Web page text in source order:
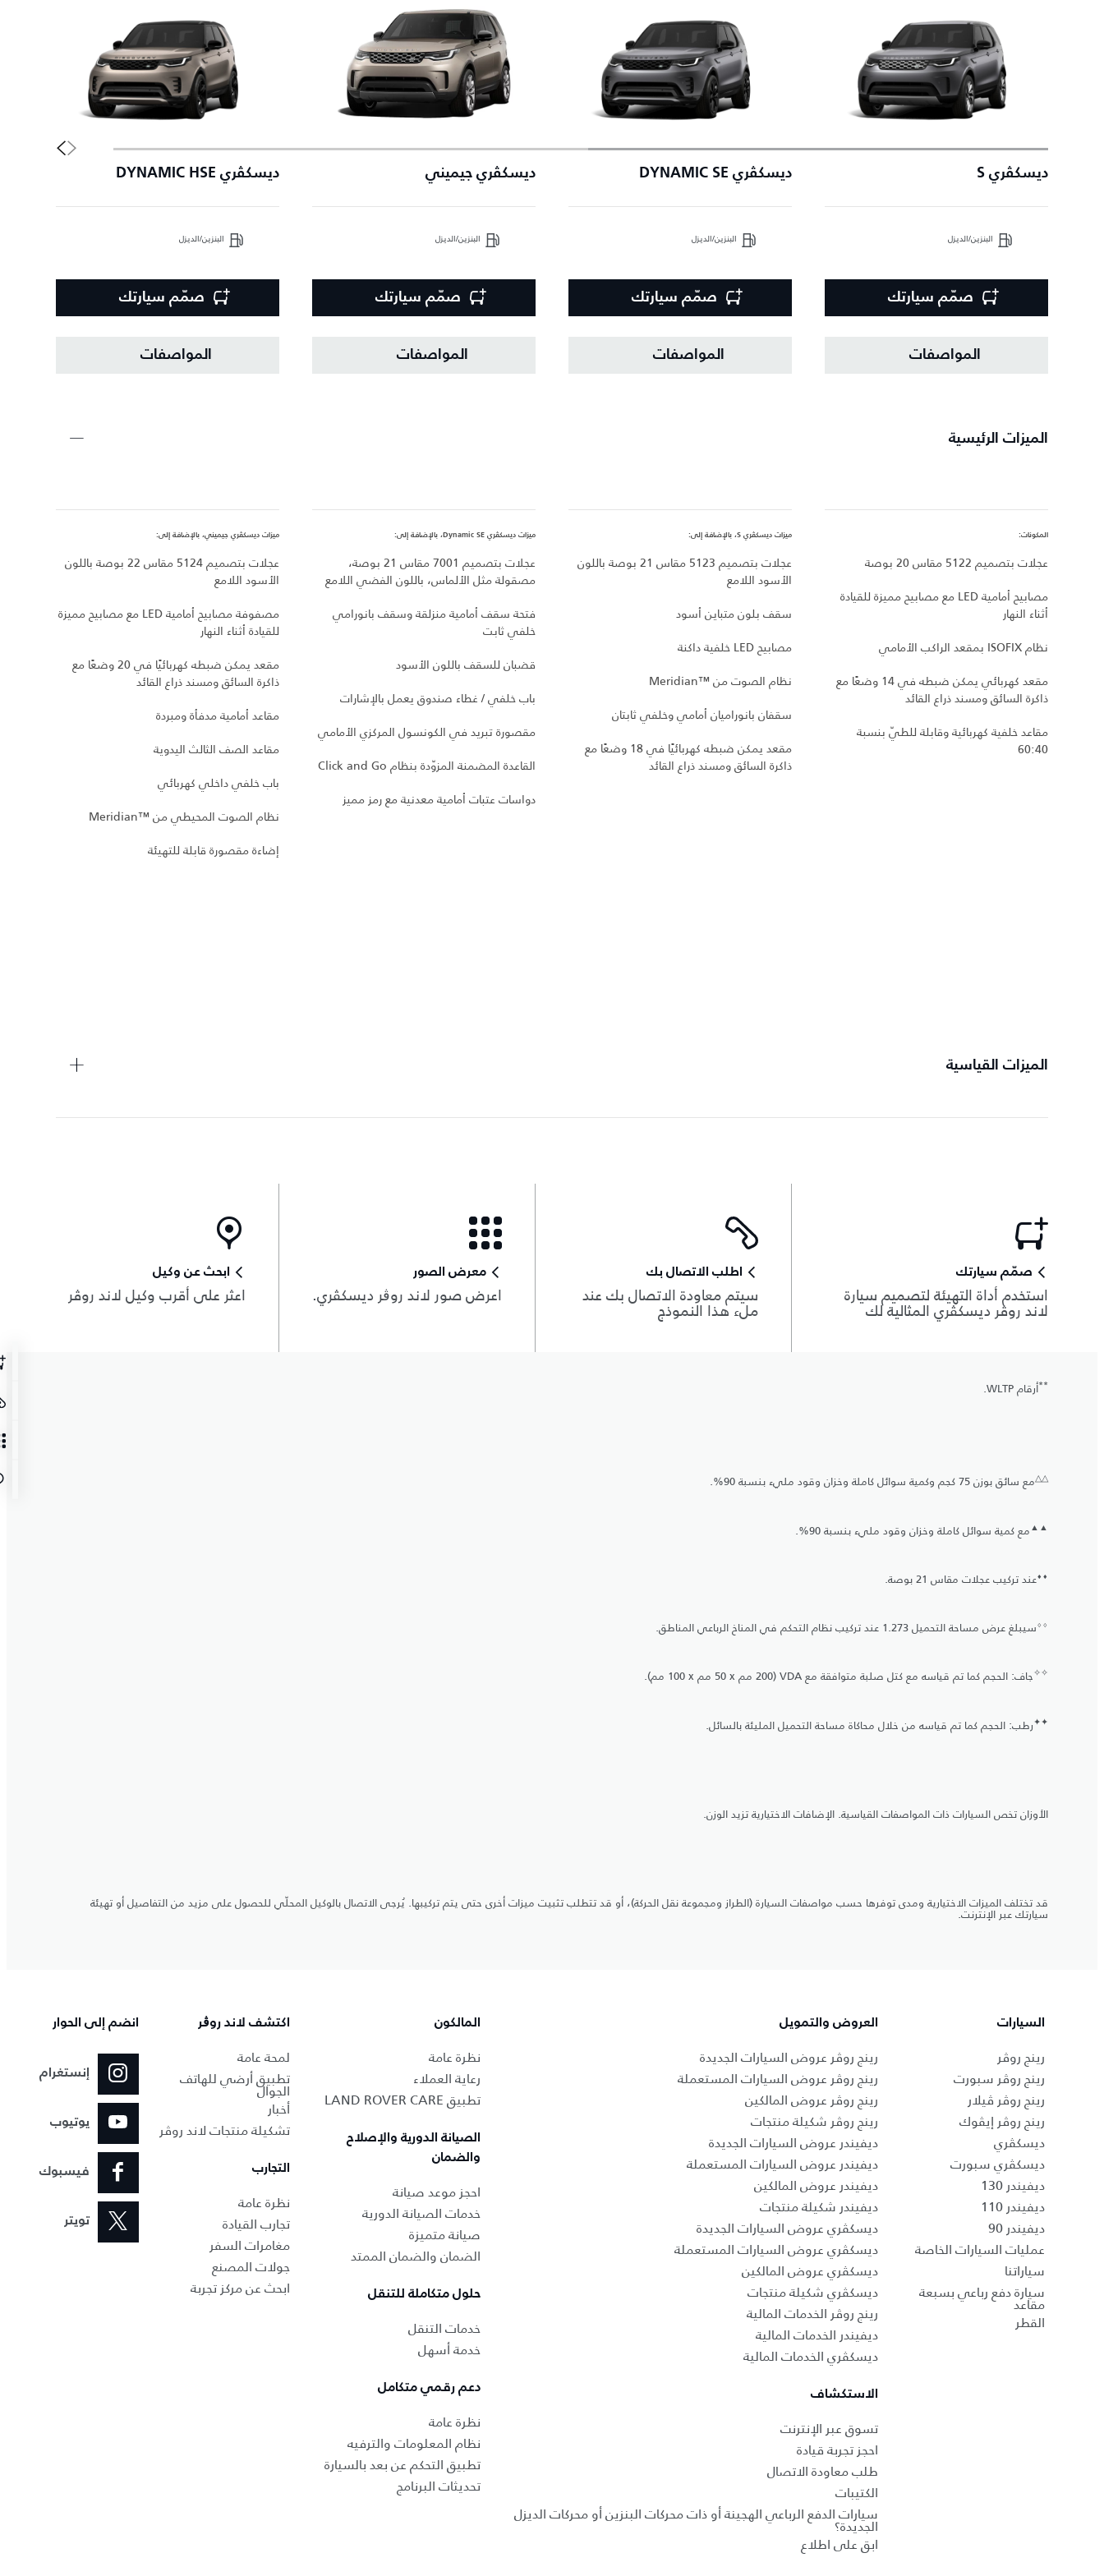
ديسكڤري S
البنزين/الديزل
صمّم سيارتك
المواصفات
ديسكڤري DYNAMIC SE
البنزين/الديزل
صمّم سيارتك
المواصفات
ديسكڤري جيميني
البنزين/الديزل
صمّم سيارتك
المواصفات
ديسكڤري DYNAMIC HSE
البنزين/الديزل
صمّم سيارتك
المواصفات
الميزات الرئيسية
المكونات:
عجلات بتصميم 5122 مقاس 20 بوصة
مصابيح أمامية LED مع مصابيح مميزة للقيادة
أثناء النهار
نظام ISOFIX بمقعد الراكب الأمامي
مقعد كهربائي يمكن ضبطه في 14 وضعًا مع
ذاكرة السائق ومسند ذراع القائد
مقاعد خلفية كهربائية وقابلة للطيّ بنسبة
60:40
ميزات ديسكڤري S، بالإضافة إلى:
عجلات بتصميم 5123 مقاس 21 بوصة باللون
الأسود اللامع
سقف بلون متباين أسود
مصابيح LED خلفية داكنة
نظام الصوت من Meridian™‎
سقفان بانوراميان أمامي وخلفي ثابتان
مقعد يمكن ضبطه كهربائيًا في 18 وضعًا مع
ذاكرة السائق ومسند ذراع القائد
ميزات ديسكڤري Dynamic SE، بالإضافة إلى:
عجلات بتصميم 7001 مقاس 21 بوصة،
مصقولة مثل الألماس، باللون الفضي اللامع
فتحة سقف أمامية منزلقة وسقف بانورامي
خلفي ثابت
قضبان للسقف باللون الأسود
باب خلفي / غطاء صندوق يعمل بالإشارات
مقصورة تبريد في الكونسول المركزي الأمامي
القاعدة المضمنة المزوّدة بنظام Click and Go
دواسات عتبات أمامية معدنية مع رمز مميز
ميزات ديسكڤري جيميني، بالإضافة إلى:
عجلات بتصميم 5124 مقاس 22 بوصة باللون
الأسود اللامع
مصفوفة مصابيح أمامية LED مع مصابيح مميزة
للقيادة أثناء النهار
مقعد يمكن ضبطه كهربائيًا في 20 وضعًا مع
ذاكرة السائق ومسند ذراع القائد
مقاعد أمامية مدفأة ومبردة
مقاعد الصف الثالث اليدوية
باب خلفي داخلي كهربائي
نظام الصوت المحيطي من Meridian™‎
إضاءة مقصورة قابلة للتهيئة
الميزات القياسية
صمّم سيارتك
استخدم أداة التهيئة لتصميم سيارة
لاند روڤر ديسكڤري المثالية لك
اطلب الاتصال بك
سيتم معاودة الاتصال بك عند
ملء هذا النموذج
معرض الصور
اعرض صور لاند روڨر ديسكڤري.
ابحث عن وكيل
اعثر على أقرب وكيل لاند روڤر
**أرقام WLTP.
△
△مع سائق بوزن 75 كجم وكمية سوائل كاملة وخزان وقود مليء بنسبة 90%.
▲
▲مع كمية سوائل كاملة وخزان وقود مليء بنسبة 90%.
⬧
⬧عند تركيب عجلات مقاس 21 بوصة.
⬨
⬨سيبلغ عرض مساحة التحميل 1.273 عند تركيب نظام التحكم في المناخ الرباعي المناطق.
✧
✧جاف: الحجم كما تم قياسه مع كتل صلبة متوافقة مع VDA (‏200 مم x ‏50 مم x ‏100 مم).
✦
✦رطب: الحجم كما تم قياسه من خلال محاكاة مساحة التحميل المليئة بالسائل.
الأوزان تخص السيارات ذات المواصفات القياسية. الإضافات الاختيارية تزيد الوزن.
قد تختلف الميزات الاختيارية ومدى توفرها حسب مواصفات السيارة (الطراز ومجموعة نقل الحركة)، أو قد تتطلب تثبيت ميزات أخرى حتى يتم تركيبها. يُرجى الاتصال بالوكيل المحلّي للحصول على مزيد من التفاصيل أو تهيئة
سيارتك عبر الإنترنت.
السيارات
رينج روڤر
رينج روڤر سبورت
رينج روڤر ڤيلار
رينج روڤر إيڤوك
ديسكڤري
ديسكڤري سبورت
ديفيندر 130
ديفيندر 110
ديفيندر 90
عمليات السيارات الخاصة
سياراتنا
سيارة دفع رباعي بسبعة
مقاعد
القطر
العروض والتمويل
رينج روڤر عروض السيارات الجديدة
رينج روڤر عروض السيارات المستعملة
رينج روڤر عروض المالكين
رينج روڤر شكيلة منتجات
ديفيندر عروض السيارات الجديدة
ديفيندر عروض السيارات المستعملة
ديفيندر عروض المالكين
ديفيندر شكيلة منتجات
ديسكڤري عروض السيارات الجديدة
ديسكڤري عروض السيارات المستعملة
ديسكڤري عروض المالكين
ديسكڤري شكيلة منتجات
رينج روڤر الخدمات المالية
ديفيندر الخدمات المالية
ديسكڤري الخدمات المالية
الاستكشاف
تسوق عبر الإنترنت
احجز تجربة قيادة
طلب معاودة الاتصال
الكتيبات
سيارات الدفع الرباعي الهجينة أو ذات محركات البنزين أو محركات الديزل
الجديدة؟
ابق على اطلاع
المالكون
نظرة عامة
رعاية العملاء
تطبيق LAND ROVER CARE
الصيانة الدورية والإصلاح
والضمان
احجز موعد صيانة
خدمات الصيانة الدورية
صيانة متميزة
الضمان والضمان الممتد
حلول متكاملة للتنقل
خدمات التنقل
خدمة أسهل
دعم رقمي متكامل
نظرة عامة
نظام المعلومات والترفيه
تطبيق التحكم عن بعد بالسيارة
تحديثات البرنامج
اكتشف لاند روڨر
لمحة عامة
تطبيق أرضي للهاتف
الجوال
أخبار
تشكيلة منتجات لاند روڤر
التجارب
نظرة عامة
تجارب القيادة
مغامرات السفر
جولات المصنع
ابحث عن مركز تجربة
انضم إلى الحوار
إنستغرام
يوتيوب
فيسبوك
تويتر